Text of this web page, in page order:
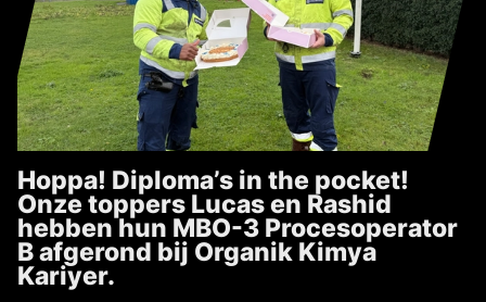
Hoppa! Diploma’s in the pocket!
Onze toppers Lucas en Rashid
hebben hun MBO-3 Procesoperator
B afgerond bij Organik Kimya
Kariyer.